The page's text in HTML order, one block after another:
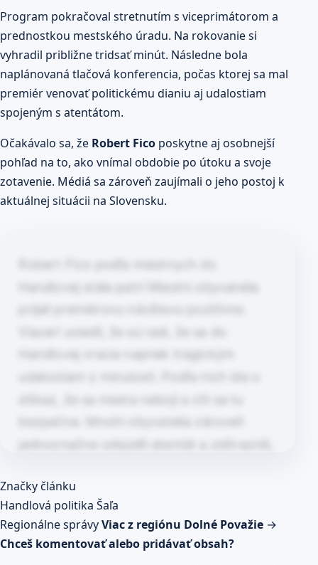
Program pokračoval stretnutím s viceprimátorom a
prednostkou mestského úradu. Na rokovanie si
vyhradil približne tridsať minút. Následne bola
naplánovaná tlačová konferencia, počas ktorej sa mal
premiér venovať politickému dianiu aj udalostiam
spojeným s atentátom.
Očakávalo sa, že Robert Fico poskytne aj osobnejší
pohľad na to, ako vnímal obdobie po útoku a svoje
zotavenie. Médiá sa zároveň zaujímali o jeho postoj k
aktuálnej situácii na Slovensku.
Článok pokračuje po kliknutí
Prečítaj celý článok
Značky článku
Handlová politika Šaľa
Regionálne správyViac z regiónu Dolné Považie →
Chceš komentovať alebo pridávať obsah?